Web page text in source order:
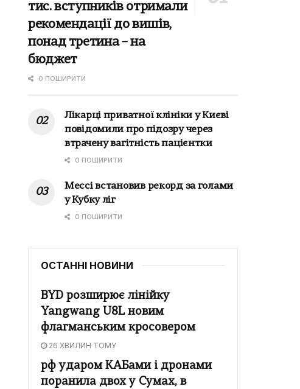
тис. вступників отримали
рекомендації до вишів,
понад третина – на
бюджет
0 ПОШИРИТИ
Лікарці приватної клініки у Києві
повідомили про підозру через
втрачену вагітність пацієнтки
0 ПОШИРИТИ
Мессі встановив рекорд за голами
у Кубку ліг
0 ПОШИРИТИ
ОСТАННІ НОВИНИ
BYD розширює лінійку
Yangwang U8L новим
флагманським кросовером
26 ХВИЛИН ТОМУ
рф ударом КАБами і дронами
поранила двох у Сумах, в